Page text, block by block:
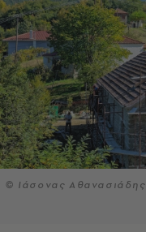
© Ιάσονας Αθανασιάδης